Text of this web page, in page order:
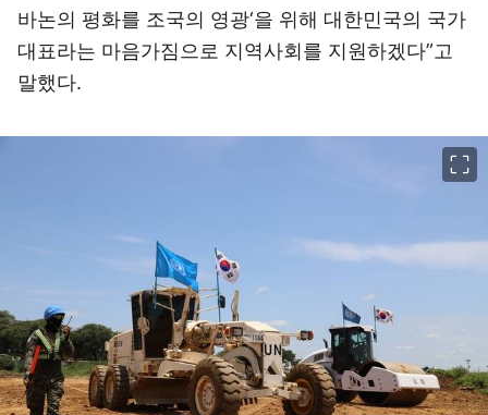
바논의 평화를 조국의 영광‘을 위해 대한민국의 국가
대표라는 마음가짐으로 지역사회를 지원하겠다”고
말했다.